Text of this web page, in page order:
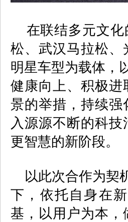
在联结多元文化
松、武汉马拉松
明星车型为载体，
健康向上、积极
景的举措，持续
入源源不断的科
更智慧的新阶段。
以此次合作为契
下，依托自身在
基，以用户为本